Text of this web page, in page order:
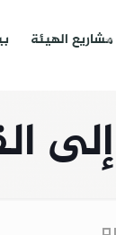
مشاريع الهيئة
إلى